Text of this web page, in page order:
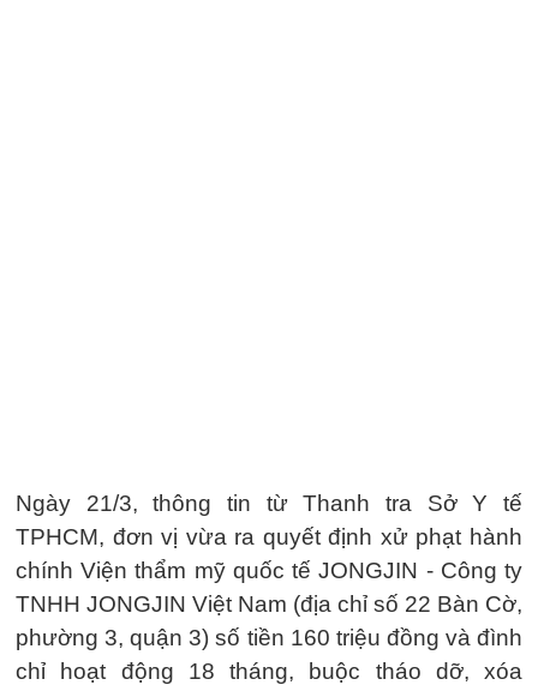
Ngày 21/3, thông tin từ Thanh tra Sở Y tế
TPHCM, đơn vị vừa ra quyết định xử phạt hành
chính Viện thẩm mỹ quốc tế JONGJIN - Công ty
TNHH JONGJIN Việt Nam (địa chỉ số 22 Bàn Cờ,
phường 3, quận 3) số tiền 160 triệu đồng và đình
chỉ hoạt động 18 tháng, buộc tháo dỡ, xóa